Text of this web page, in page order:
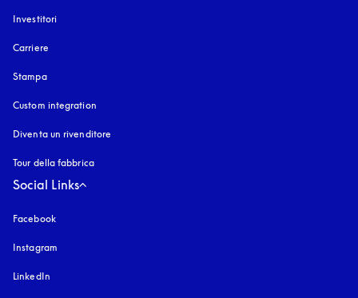
Investitori
Carriere
Stampa
Custom integration
Diventa un rivenditore
Tour della fabbrica
Social Links
Facebook
Instagram
LinkedIn